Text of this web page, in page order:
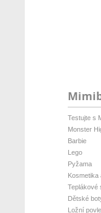
Testujte s
Monster
Barbie
Lego
Pyžama
Kosmetika
Teplákové
Dětské
Ložní